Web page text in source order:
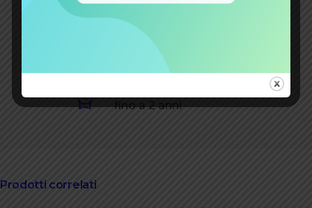
offerte aziendali
Spese spedizione
gratuite oltre 60€
fino a 2 anni
Prodotti correlati